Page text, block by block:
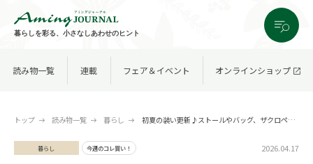
暮らしを彩る、小さなしあわせのヒント
読み物一覧 連載 フェア＆イベント オンラインショップ
トップ 読み物一覧 暮らし 初夏の装い更新♪ストールやバッグ、ザクロペーストなど
暮らし 今週のコレ買い！ 2026.04.17